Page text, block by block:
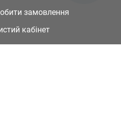
замовлення
кабінет